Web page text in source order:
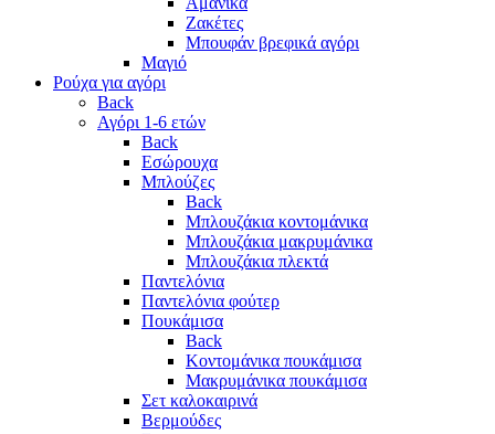
Ζακέτες
Μπουφάν βρεφικά αγόρι
Μαγιό
Ρούχα για αγόρι
Back
Αγόρι 1-6 ετών
Back
Εσώρουχα
Μπλούζες
Back
Μπλουζάκια κοντομάνικα
Μπλουζάκια μακρυμάνικα
Μπλουζάκια πλεκτά
Παντελόνια
Παντελόνια φούτερ
Πουκάμισα
Back
Κοντομάνικα πουκάμισα
Μακρυμάνικα πουκάμισα
Σετ καλοκαιρινά
Βερμούδες